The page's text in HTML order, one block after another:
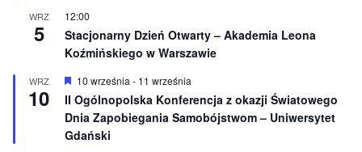
n
e
WRZ
5
12:00
Stacjonarny Dzień Otwarty – Akademia Leona
Koźmińskiego w Warszawie
WRZ
10
W
y
r
ó
ż
n
10 września - 11 września
II Ogólnopolska Konferencja z okazji Światowego
Dnia Zapobiegania Samobójstwom – Uniwersytet
Gdański